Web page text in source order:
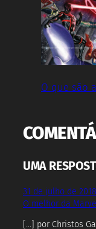
O que são
UMA
31 de julho de 2018
O melhor da
[…] por Christos